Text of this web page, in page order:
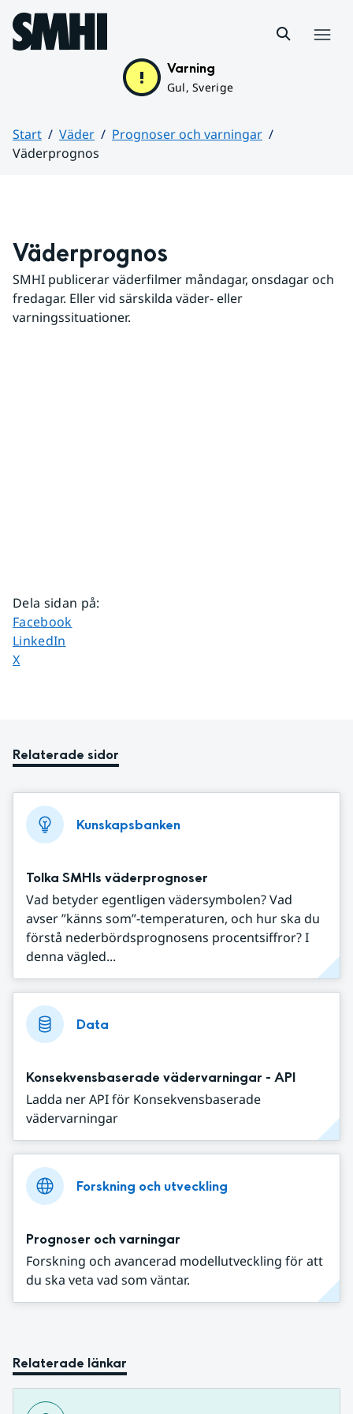
Hoppa till sidans innehåll
Varning
Gul, Sverige
Start Väder
Prognoser och varningar
Väderprognos
Väderprognos
SMHI publicerar väderfilmer måndagar, onsdagar och
fredagar. Eller vid särskilda väder- eller
varningssituationer.
Dela sidan på:
Dela sidan på
Facebook
Dela sidan på
LinkedIn
Dela sidan på
X
Relaterade sidor
Kunskapsbanken
Tolka SMHIs väderprognoser
Vad betyder egentligen vädersymbolen? Vad
avser ”känns som”-temperaturen, och hur ska du
förstå nederbördsprognosens procentsiffror? I
denna vägled...
Data
Konsekvensbaserade vädervarningar - API
Ladda ner API för Konsekvensbaserade
vädervarningar
Forskning och utveckling
Prognoser och varningar
Forskning och avancerad modellutveckling för att
du ska veta vad som väntar.
Relaterade länkar